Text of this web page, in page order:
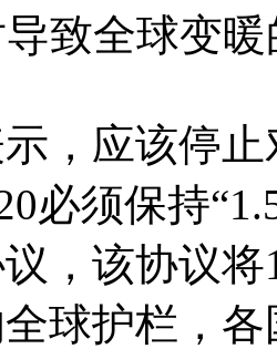
致全球变
，应该停
必须保持
，该协议
球护栏，